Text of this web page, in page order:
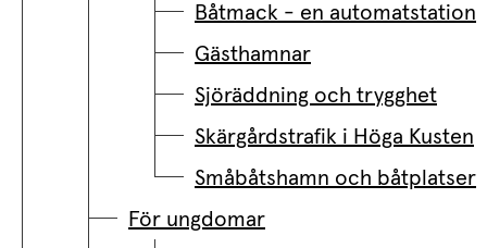
Båtmack - en automatstation
Gästhamnar
Sjöräddning och trygghet
Skärgårdstrafik i Höga Kusten
Småbåtshamn och båtplatser
För ungdomar